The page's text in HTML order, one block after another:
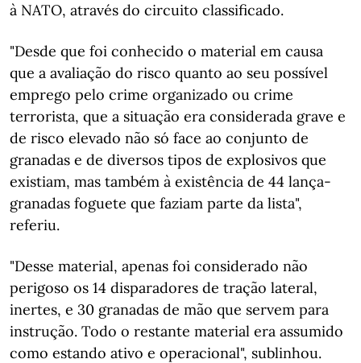
à NATO, através do circuito classificado.
"Desde que foi conhecido o material em causa
que a avaliação do risco quanto ao seu possível
emprego pelo crime organizado ou crime
terrorista, que a situação era considerada grave e
de risco elevado não só face ao conjunto de
granadas e de diversos tipos de explosivos que
existiam, mas também à existência de 44 lança-
granadas foguete que faziam parte da lista",
referiu.
"Desse material, apenas foi considerado não
perigoso os 14 disparadores de tração lateral,
inertes, e 30 granadas de mão que servem para
instrução. Todo o restante material era assumido
como estando ativo e operacional", sublinhou.